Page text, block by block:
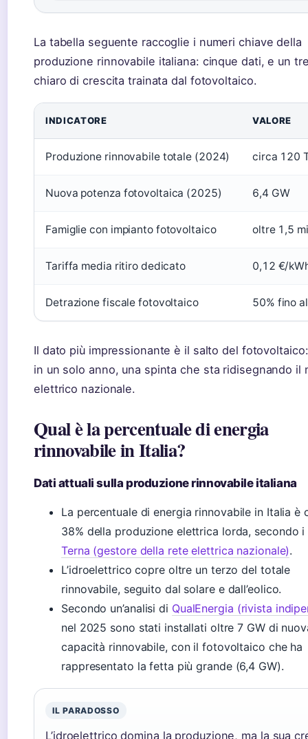
La tabella seguente raccoglie i numeri chiave della
produzione rinnovabile italiana: cinque dati, e un
chiaro di crescita trainata dal fotovoltaico.
INDICATORE VALORE
Produzione rinnovabile totale (2024) circa 120
Nuova potenza fotovoltaica (2025) 6,4 GW
Famiglie con impianto fotovoltaico oltre 1,5
Tariffa media ritiro dedicato 0,12 €/
Detrazione fiscale fotovoltaico 50% fino
Il dato più impressionante è il salto del
in un solo anno, una spinta che sta ridisegnando il
elettrico nazionale.
Qual è la percentuale di energia
rinnovabile in Italia?
Dati attuali sulla produzione rinnovabile italiana
La percentuale di energia rinnovabile in Italia è
38% della produzione elettrica lorda, secondo
Terna (gestore della rete elettrica nazionale).
L’idroelettrico copre oltre un terzo del totale
rinnovabile, seguito dal solare e dall’eolico.
Secondo un’analisi di QualEnergia (rivista
nel 2025 sono stati installati oltre 7 GW di
capacità rinnovabile, con il fotovoltaico che ha
rappresentato la fetta più grande (6,4 GW).
IL PARADOSSO
L’idroelettrico domina la produzione, ma la sua